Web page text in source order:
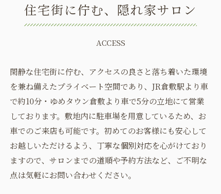
住宅街に佇む、隠れ家サロン
ACCESS
閑静な住宅街に佇む、アクセスの良さと落ち着いた環境
を兼ね備えたプライベート空間であり、JR倉敷駅より車
で約10分・ゆめタウン倉敷より車で5分の立地にて営業
しております。敷地内に駐車場を用意しているため、お
車でのご来店も可能です。初めてのお客様にも安心して
お越しいただけるよう、丁寧な個別対応を心がけており
ますので、サロンまでの道順や予約方法など、ご不明な
点は気軽にお問い合わせください。